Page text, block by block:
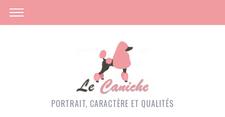
PORTRAIT, CARACTÈRE ET QUALITÉS